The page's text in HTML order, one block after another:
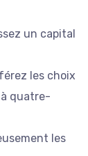
un capital
les choix
quatre-
les